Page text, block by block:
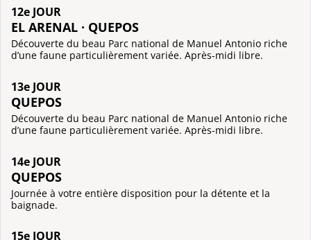
12e JOUR
EL ARENAL · QUEPOS
Découverte du beau Parc national de Manuel Antonio riche
d’une faune particulièrement variée. Après-midi libre.
13e JOUR
QUEPOS
Découverte du beau Parc national de Manuel Antonio riche
d’une faune particulièrement variée. Après-midi libre.
14e JOUR
QUEPOS
Journée à votre entière disposition pour la détente et la
baignade.
15e JOUR